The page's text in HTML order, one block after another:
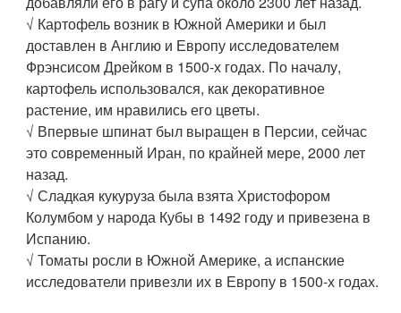
√ Картофель возник в Южной Америки и был
доставлен в Англию и Европу исследователем
Фрэнсисом Дрейком в 1500-х годах. По началу,
картофель использовался, как декоративное
растение, им нравились его цветы.
√ Впервые шпинат был выращен в Персии, сейчас
это современный Иран, по крайней мере, 2000 лет
назад.
√ Сладкая кукуруза была взята Христофором
Колумбом у народа Кубы в 1492 году и привезена в
Испанию.
√ Томаты росли в Южной Америке, а испанские
исследователи привезли их в Европу в 1500-х годах.